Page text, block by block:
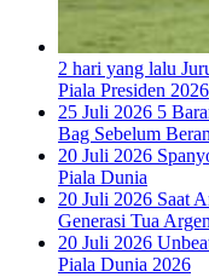
2 hari yang lalu
Piala Presiden 2026
25 Juli 2026 5
Bag Sebelum
20 Juli 2026
Piala Dunia
20 Juli 2026 Saat
Generasi Tua
20 Juli 2026
Piala Dunia 2026